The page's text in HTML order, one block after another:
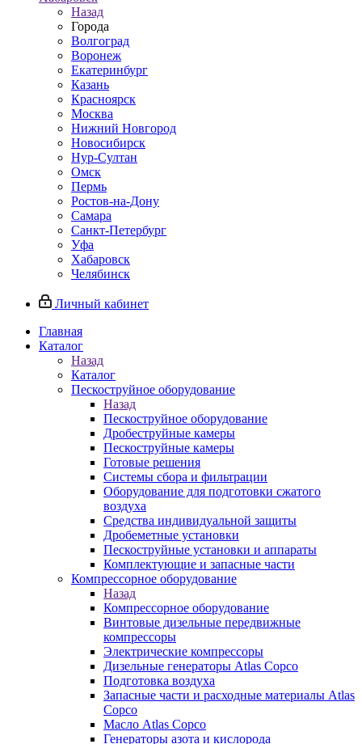
Назад
Города
Волгоград
Воронеж
Екатеринбург
Казань
Красноярск
Москва
Нижний Новгород
Новосибирск
Нур-Султан
Омск
Пермь
Ростов-на-Дону
Самара
Санкт-Петербург
Уфа
Хабаровск
Челябинск
Личный кабинет
Главная
Каталог
Назад
Каталог
Пескоструйное оборудование
Назад
Пескоструйное оборудование
Дробеструйные камеры
Пескоструйные камеры
Готовые решения
Системы сбора и фильтрации
Оборудование для подготовки сжатого
воздуха
Средства индивидуальной защиты
Дробеметные установки
Пескоструйные установки и аппараты
Комплектующие и запасные части
Компрессорное оборудование
Назад
Компрессорное оборудование
Винтовые дизельные передвижные
компрессоры
Электрические компрессоры
Дизельные генераторы Atlas Copco
Подготовка воздуха
Запасные части и расходные материалы Atlas
Copco
Масло Atlas Copco
Генераторы азота и кислорода